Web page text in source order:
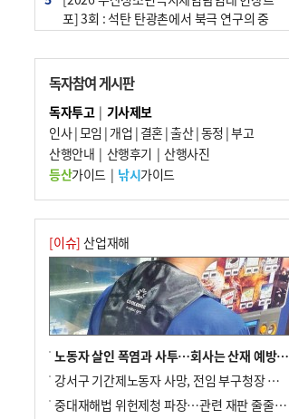
포] 3회 : 석탄 탄광촌에서 북극 연구의 중
위는 지속
7
‘혐오표현’ 쓰면 지방공무원 최대 파면까지
중징계
8
부산 해운대구 아파트 14층서 불…실외기
과열 추정
10 김해시의회, 11일 544억 원 규모 민생지원
금 조례안 처리 주목
독자참여 게시판
독자투고| 기사제보
인사|모임 | 개업 | 결혼|출산|동정 |부고
산행안내 | 산행후기 | 산행사진
등산가이드| 낚시가이드
[이슈] 산업재해
노동자 살인 폭염과 사투…회사는 산재 예방·전기료 절감 전력
강서구 기간제노동자 사망, 전임 부구청장 檢 송치
중대재해법 위헌제청 파장…관련 재판 줄줄이 브레이크